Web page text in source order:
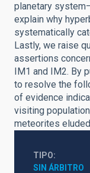
planetary
explain why
systematically
Lastly, we raise
assertions
IM1 and IM2. By
to resolve the
of evidence
visiting
meteorites
TIPO
SIN ÁRBITRO